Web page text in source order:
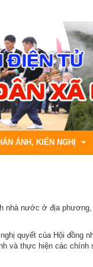
ÁNH, KIẾN NGHỊ
lời phản ánh , kiến nghị
nhà nước ở địa
quyết của Hội đồng
và thực hiện các chính